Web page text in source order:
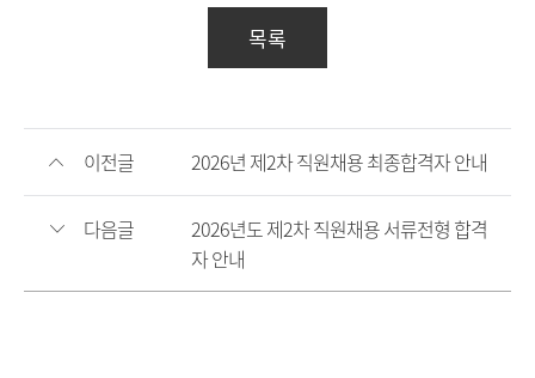
목록
이전글 2026년 제2차 직원채용 최종합격자 안내
다음글
2026년도 제2차 직원채용 서류전형 합격
자 안내